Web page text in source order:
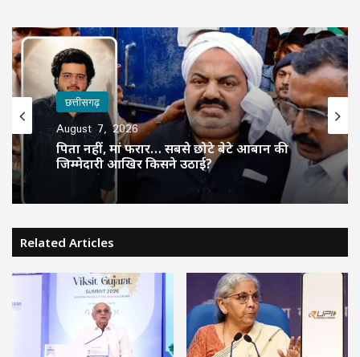
छत्तीसगढ़
August 7, 2026
पिता नहीं, मां फरार… सबसे छोटे बेटे आबान की
जिम्मेदारी आखिर किसने उठाई?
छत्तीसगढ़
August 7, 2026
शिकायतें सुनते ही एक्शन में CM मोहन यादव,
CMHO समेत 3 अधिकारियों को किया सस्पेंड
Related Articles